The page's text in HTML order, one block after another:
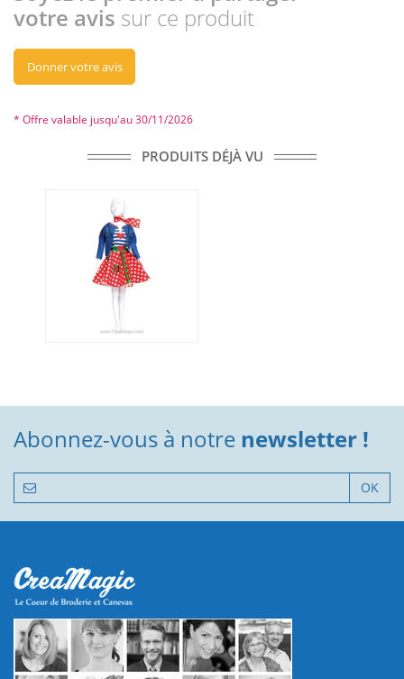
votre avis sur ce produit
Donner votre avis
* Offre valable jusqu'au 30/11/2026
PRODUITS DÉJÀ VU
Abonnez-vous à notre newsletter !
OK